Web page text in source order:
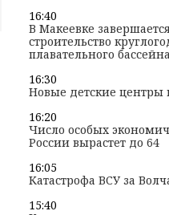
16:40
В Макеевке
строительство
плавательного бассейна
16:30
Новые детские центры
16:20
Число особых
России вырастет до 64
16:05
Катастрофа ВСУ за
15:40